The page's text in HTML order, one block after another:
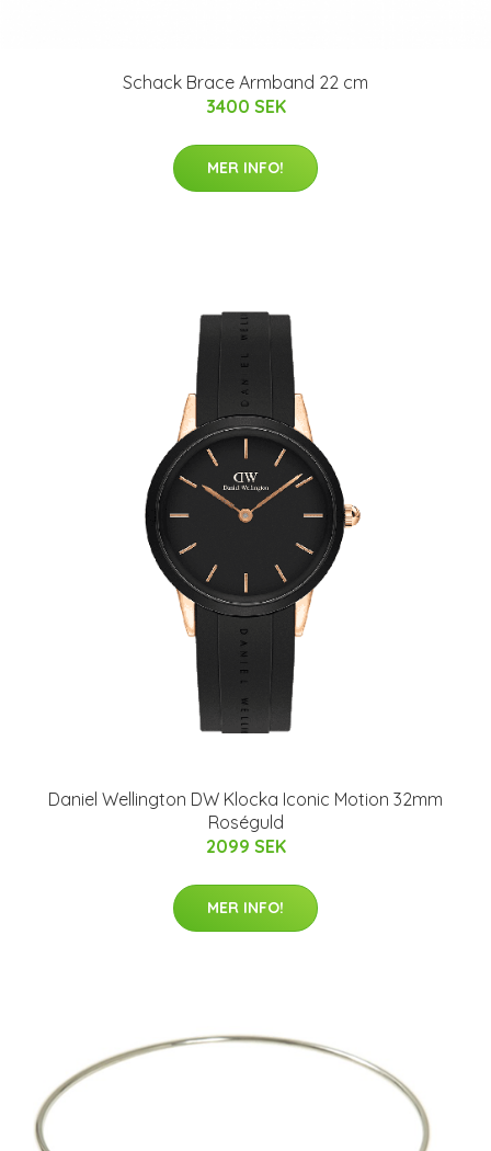
Schack Brace Armband 22 cm
3400 SEK
MER INFO!
Daniel Wellington DW Klocka Iconic Motion 32mm
Roséguld
2099 SEK
MER INFO!